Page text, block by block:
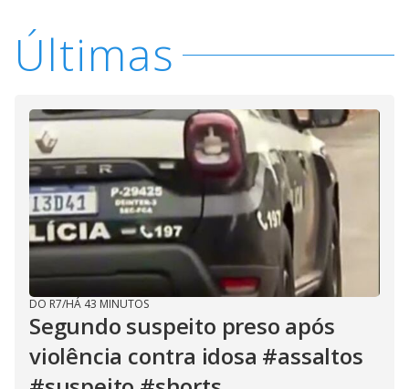
Últimas
DO R7/HÁ 43 MINUTOS
Segundo suspeito preso após
violência contra idosa #assaltos